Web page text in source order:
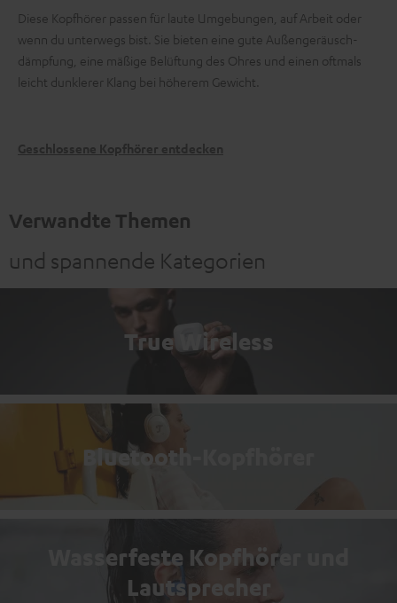
Diese Kopfhörer passen für laute Umgebungen, auf Arbeit oder
wenn du unterwegs bist. Sie bieten eine gute Außen­geräusch­
dämpfung, eine mäßige Belüftung des Ohres und einen oftmals
leicht dunklerer Klang bei höherem Gewicht.
Geschlossene Kopfhörer entdecken
Verwandte Themen
und spannende Kategorien
True Wireless
Bluetooth-Kopfhörer
Wasserfeste Kopfhörer und
Lautsprecher